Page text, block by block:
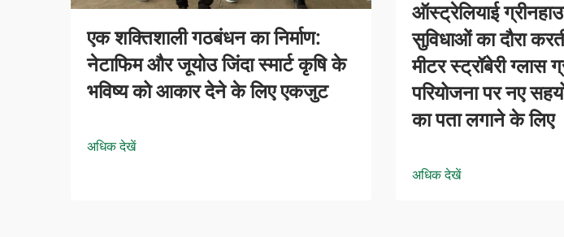
एक शक्तिशाली गठबंधन का निर्माण:
नेटाफिम और जूयोउ जिंदा स्मार्ट कृषि के
भविष्य को आकार देने के लिए एकजुट
अधिक देखें
ऑस्ट्रेलियाई
सुविधाओं का दौरा
मीटर स्ट्रॉबेरी ग्लास
परियोजना पर नए
का पता लगाने के लिए
अधिक देखें